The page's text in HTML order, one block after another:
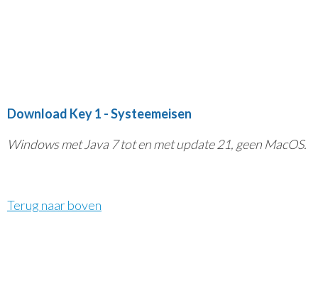
Download Key 1 - Systeemeisen
Windows met Java 7 tot en met update 21, geen MacOS.
Terug naar boven